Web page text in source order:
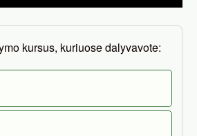
kursus, kuriuose dalyvavote: